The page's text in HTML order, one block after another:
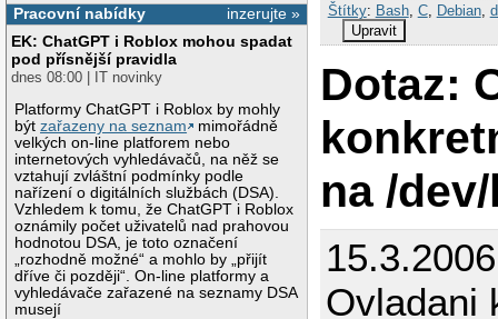
inzerujte »
Pracovní nabídky
EK: ChatGPT i Roblox mohou spadat
pod přísnější pravidla
dnes 08:00 | IT novinky
Platformy ChatGPT i Roblox by mohly
býtzařazeny na seznam
mimořádně
velkých on-line platforem nebo
internetových vyhledávačů, na něž se
vztahují zvláštní podmínky podle
nařízení o digitálních službách (DSA).
Vzhledem k tomu, že ChatGPT i Roblox
oznámily počet uživatelů nad prahovou
hodnotou DSA, je toto označení
„rozhodně možné“ a mohlo by „přijít
dříve či později“. On-line platformy a
vyhledávače zařazené na seznamy DSA
musejí
Štítky: Bash, C, Debian,
Upravit
Dotaz:
na /
Ovladani